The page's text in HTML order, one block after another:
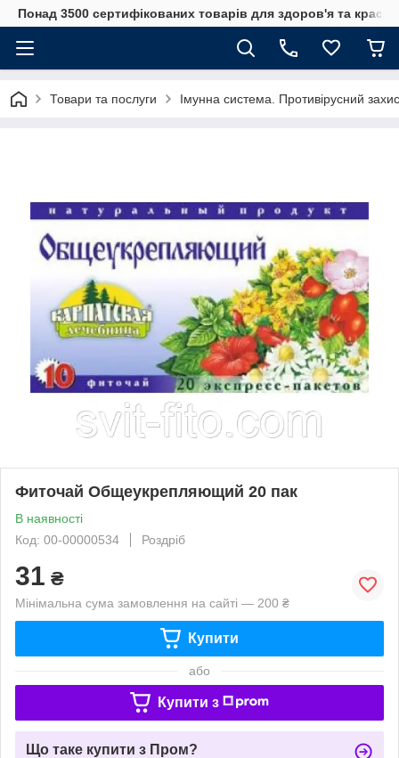
Понад 3500 сертифікованих товарів для здоров'я та краси
Товари та послуги Імунна система. Противірусний
Фиточай Общеукрепляющий 20 пак
В наявності
Код: 00-00000534
Роздріб
31 ₴
Мінімальна сума замовлення на сайті — 200 ₴
Купити
або
Купити з
Що таке купити з Пром?